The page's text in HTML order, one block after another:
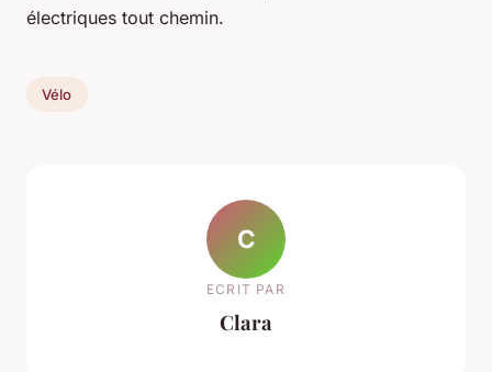
électriques tout chemin.
Vélo
C
ECRIT PAR
Clara